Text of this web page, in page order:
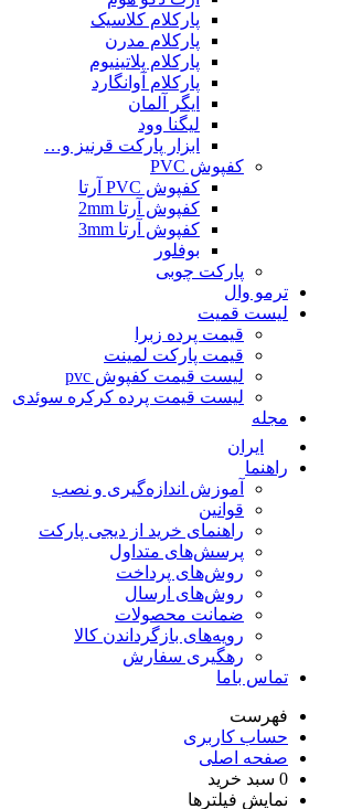
پارکلام کلاسیک
پارکلام مدرن
پارکلام پلاتینیوم
پارکلام آوانگارد
ایگر آلمان
لیگنا وود
ابزار پارکت قرنیز و…
کفپوش PVC
کفپوش PVC آرتا
کفپوش آرتا 2mm
کفپوش آرتا 3mm
بوفلور
پارکت چوبی
ترمو وال
لیست قمیت
قیمت پرده زبرا
قیمت پارکت لمینت
لیست قیمت کفپوش pvc
لیست قیمت پرده کرکره سوئدی
مجله
ایران
راهنما
آموزش اندازه‌گیری و نصب
قوانین
راهنمای خرید از دیجی پارکت
پرسش‌های متداول
روش‌های پرداخت
روش‌های ارسال
ضمانت محصولات
رویه‌های بازگرداندن کالا
رهگیری سفارش
تماس باما
فهرست
حساب کاربری
صفحه اصلی
0 سبد خرید
نمایش فیلترها